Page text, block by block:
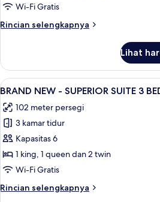
Bath
Condo-
2
Wi-Fi Gratis
Rincian selengkapnya
Rincian
Lakeview
Condo
3
/
2
Bath
Premium
Lihat
Lihat
semua
foto
untuk
BRAND
NEW
-
SUITE
10
BRAND NEW - SUPERIOR SUITE 3
102 meter persegi
3 kamar tidur
Kapasitas 6
1 king, 1 queen dan 2 twin
Wi-Fi Gratis
Rincian selengkapnya
Rincian